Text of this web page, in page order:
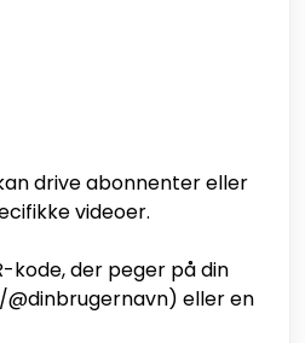
drive abonnenter eller
videoer.
kode, der peger på din
eller en